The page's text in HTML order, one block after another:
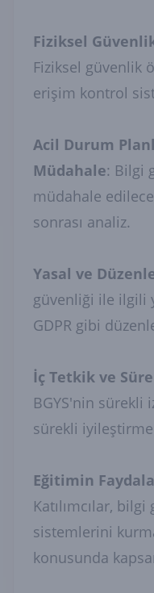
Fiziksel
Fiziksel güvenlik
erişim kontrol
Acil Durum
Müdahale: Bilgi
müdahale
sonrası analiz.
Yasal ve
güvenliği ile ilgili
GDPR gibi
İç Tetkik ve
BGYS'nin sürekli
sürekli
Eğitimin
Katılımcılar,
sistemlerini
konusunda